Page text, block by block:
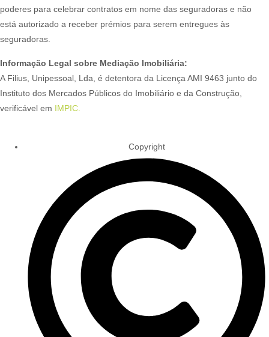
poderes para celebrar contratos em nome das seguradoras e não
está autorizado a receber prémios para serem entregues às
seguradoras.
Informação Legal sobre Mediação Imobiliária:
A Filius, Unipessoal, Lda, é detentora da Licença AMI 9463 junto do
Instituto dos Mercados Públicos do Imobiliário e da Construção,
verificável em IMPIC.
Copyright